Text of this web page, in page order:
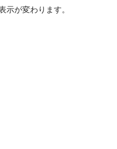
示が変わります。